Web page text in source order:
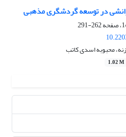
در توسعه گردشگری مذهبی
262-291
محبوبه اسدی کاتب
1.02 M